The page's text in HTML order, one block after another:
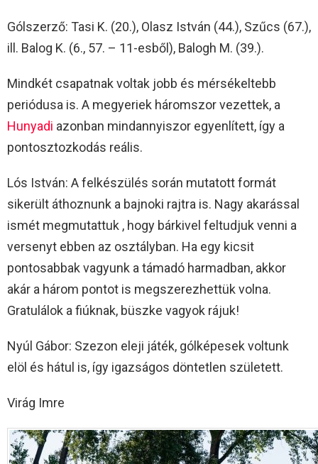
Gólszerző: Tasi K. (20.), Olasz István (44.), Szűcs (67.),
ill. Balog K. (6., 57. – 11-esből), Balogh M. (39.).
Mindkét csapatnak voltak jobb és mérsékeltebb
periódusa is. A megyeriek háromszor vezettek, a
Hunyadi azonban mindannyiszor egyenlített, így a
pontosztozkodás reális.
Lós István: A felkészülés során mutatott formát
sikerült áthoznunk a bajnoki rajtra is. Nagy akarással
ismét megmutattuk , hogy bárkivel feltudjuk venni a
versenyt ebben az osztályban. Ha egy kicsit
pontosabbak vagyunk a támadó harmadban, akkor
akár a három pontot is megszerezhettük volna.
Gratulálok a fiúknak, büszke vagyok rájuk!
Nyúl Gábor: Szezon eleji játék, gólképesek voltunk
elöl és hátul is, így igazságos döntetlen született.
Virág Imre